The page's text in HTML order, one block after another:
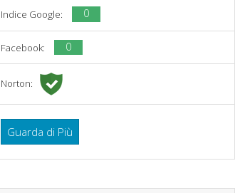
Indice Google: 0
Facebook: 0
Norton:
Guarda di Più